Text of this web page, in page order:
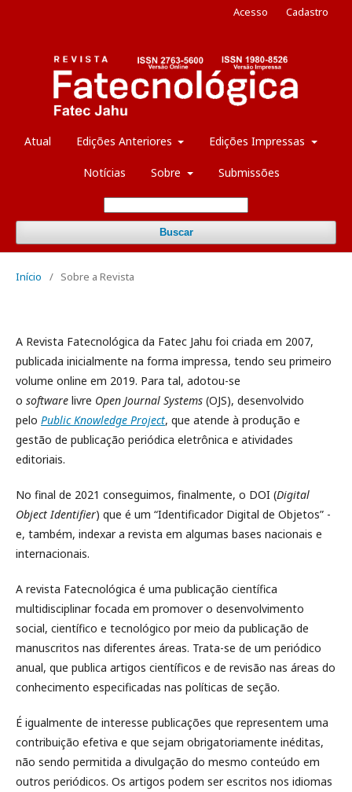
Atual Edições Anteriores Edições Impressas
Notícias Sobre Submissões
Buscar
Acesso Cadastro
Início / Sobre a Revista
A Revista Fatecnológica da Fatec Jahu foi criada em 2007,
publicada inicialmente na forma impressa, tendo seu primeiro
volume online em 2019. Para tal, adotou-se
o software livre Open Journal Systems (OJS), desenvolvido
pelo Public Knowledge Project, que atende à produção e
gestão de publicação periódica eletrônica e atividades
editoriais.
No final de 2021 conseguimos, finalmente, o DOI (Digital
Object Identifier) que é um “Identificador Digital de Objetos” -
e, também, indexar a revista em algumas bases nacionais e
internacionais.
A revista Fatecnológica é uma publicação científica
multidisciplinar focada em promover o desenvolvimento
social, científico e tecnológico por meio da publicação de
manuscritos nas diferentes áreas. Trata-se de um periódico
anual, que publica artigos científicos e de revisão nas áreas do
conhecimento especificadas nas políticas de seção.
É igualmente de interesse publicações que representem uma
contribuição efetiva e que sejam obrigatoriamente inéditas,
não sendo permitida a divulgação do mesmo conteúdo em
outros periódicos. Os artigos podem ser escritos nos idiomas